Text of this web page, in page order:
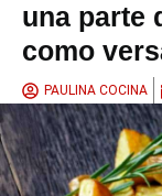
una parte
como
PAULINA COCINA